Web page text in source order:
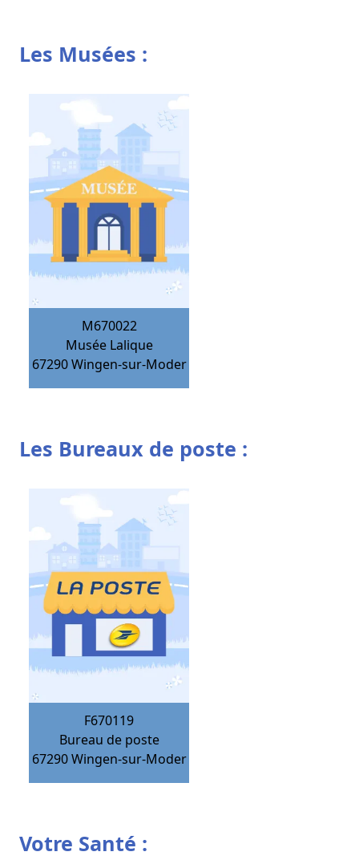
Les Musées :
M670022
Musée Lalique
67290 Wingen-sur-Moder
Les Bureaux de poste :
F670119
Bureau de poste
67290 Wingen-sur-Moder
Votre Santé :